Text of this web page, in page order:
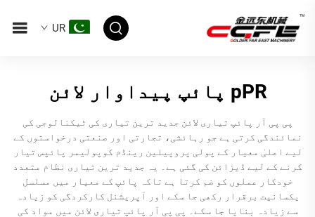
UR
pPR پائپ پیداوار لائن
پی پی آر پائپ تیاری لائن جدید ترین تیاری کی ٹیکنالوجی کی
نمائندگی کرتی ہے جو رہائشی، تجارتی اور صنعتی درخواستوں کے
لیے اعلیٰ معیار کے پولی پروپیلین رینڈم کوپولیمر پائپس تیار
کرنے کے لیے ڈیزائن کی گئی ہے۔ یہ جدید ترین تیاری نظام متعدد
خودکار عملوں کو ضم کرتا ہے تاکہ پائپ کے معیار میں مسلسل
یکسانیت برقرار رکھی جا سکے اور آپریشنل کارکردگی کو زیادہ
سے زیادہ بنایا جا سکے۔ پی پی آر پائپ تیاری لائن میں مواد کی